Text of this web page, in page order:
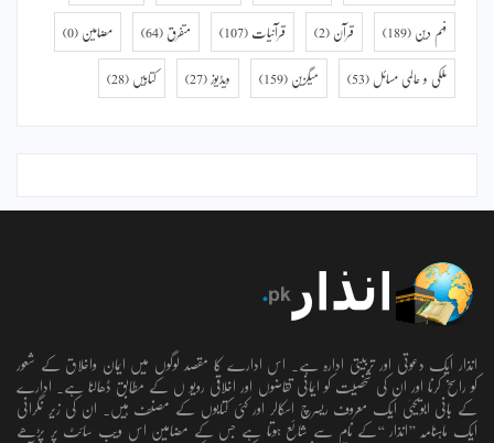
فہم دین (189) قرآن (2) قرآنیات (107) متفرق (64) مضامین (0)
ملکی و عالمی مسائل (53) میگزین (159) ویڈیوز (27) کتابیں (28)
انذار ایک دعوتی اور تربیتی ادارہ ہے۔ اس ادارے کا مقصد لوگوں میں ایمان واخلاق کے شعور
کو راسخ کرنا اور ان کی شخصیت کو ایمانی تقاضوں اور اخلاقی رویو ں کے مطابق ڈھالنا ہے۔ ادارے
کے بانی ابویحییٰ ایک معروف ریسرچ اسکالر اور کئی کتابوں کے مصنف ہیں۔ ان کی زیر نگرانی
ایک ماہنامہ ’’انذار ‘‘کے نام سے شائع ہوتا ہے جس کے مضامین اس ویب سائٹ پر پڑھے